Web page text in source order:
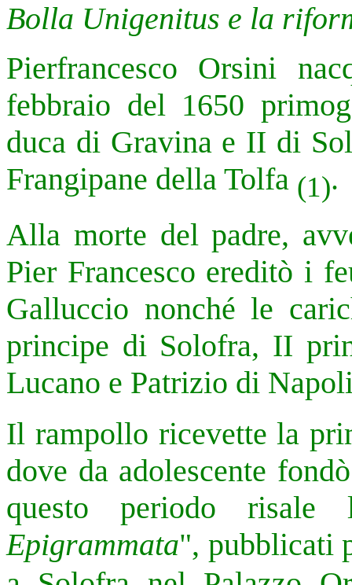
Bolla Unigenitus e la
Pierfrancesco Orsini
febbraio del 1650
duca di Gravina e II di
Frangipane della Tolfa (1).
Alla morte del padre,
Pier Francesco ereditò i
Galluccio nonché le
principe di Solofra, II
Lucano e Patrizio di
Il rampollo ricevette la
dove da adolescente
questo periodo
Epigrammata", pubblicati